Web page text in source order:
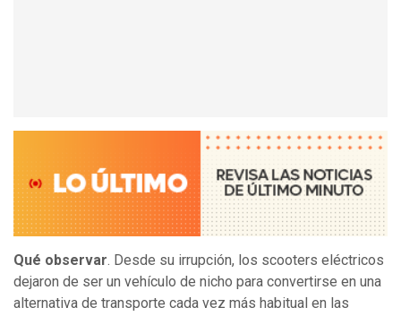
Qué observar. Desde su irrupción, los scooters eléctricos
dejaron de ser un vehículo de nicho para convertirse en una
alternativa de transporte cada vez más habitual en las